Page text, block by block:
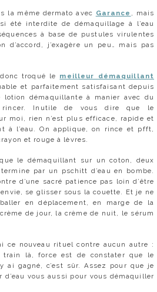
la même dermato avec Garance , mais
été interdite de démaquillage à l’eau
à base de pustules virulentes
d’accord, j’exagère un peu… mais pas
troqué le meilleur démaquillant
et parfaitement satisfaisant depuis
lotion démaquillante à manier avec du
Inutile de vous dire que le
moi, rien n’est plus efficace, rapide et
à l’eau. On applique, on rince et pfft,
et rouge à lèvres.
le démaquillant sur un coton, deux
par un pschitt d’eau en bombe.
d’une sacré patience pas loin d’être
se glisser sous la couette. Et je ne
en déplacement, en marge de la
de jour, la crème de nuit, le sérum
ce nouveau rituel contre aucun autre :
train là, force est de constater que le
ai gagné, c’est sûr. Assez pour que je
d’eau vous aussi pour vous démaquiller